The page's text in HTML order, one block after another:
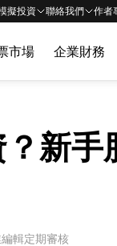
擬投資 聯絡我們 作者
市場 企業財務
新手
輯定期審核